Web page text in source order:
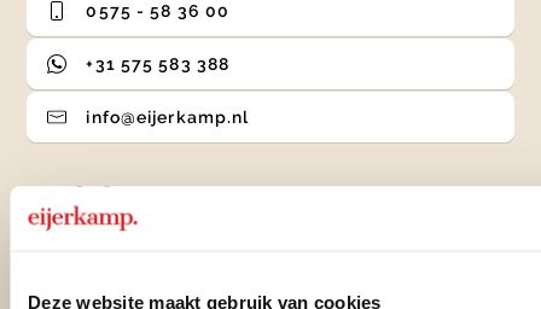
Deze website maakt gebruik van cookies
0575 - 58 36 00
+31 575 583 388
info@eijerkamp.nl
Winkels